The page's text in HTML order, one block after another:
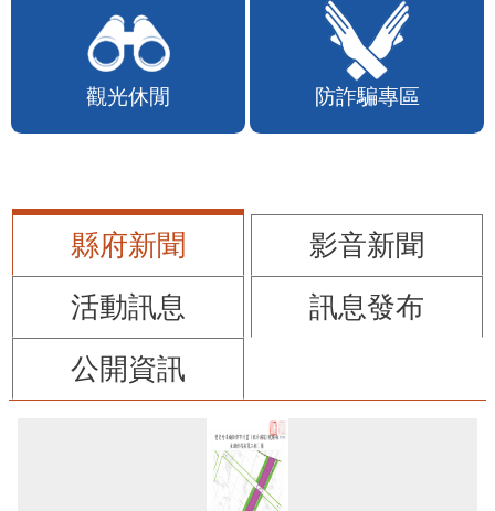
觀光休閒 防詐騙專區
縣府新聞
影音新聞
活動訊息
訊息發布
公開資訊